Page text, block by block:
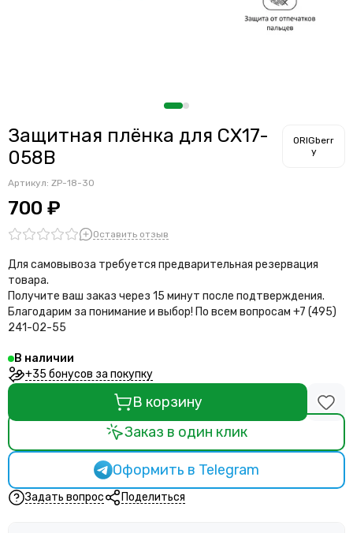
Защитная плёнка для CX17-
058B
Артикул: ZP-18-30
700 ₽
ORIGberr
y
Оставить отзыв
Для самовывоза требуется предварительная резервация
товара.
Получите ваш заказ через 15 минут после подтверждения.
Благодарим за понимание и выбор! По всем вопросам +7 (495)
241-02-55
В наличии
+35 бонусов за покупку
В корзину
Заказ в один клик
Оформить в Telegram
Задать вопрос Поделиться